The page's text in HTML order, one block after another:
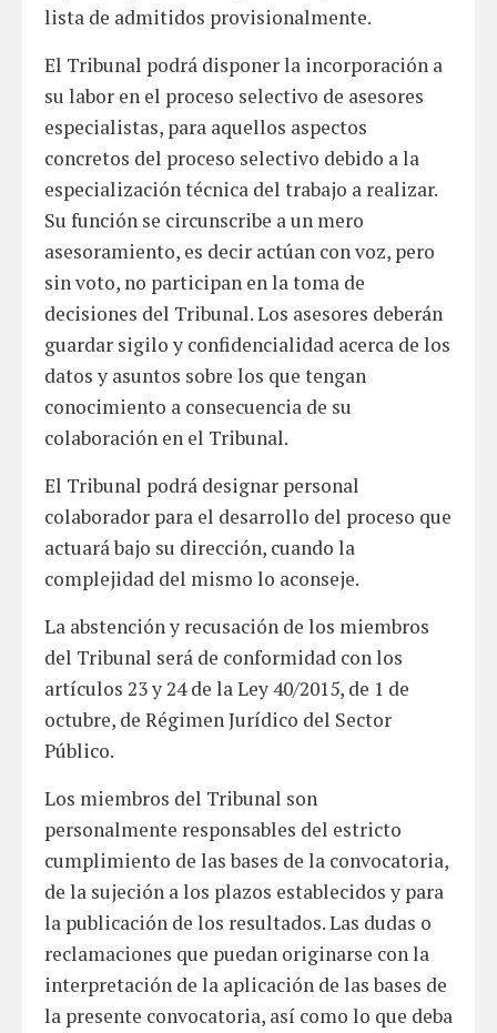
lista de admitidos provisionalmente.
El Tribunal podrá disponer la incorporación a
su labor en el proceso selectivo de asesores
especialistas, para aquellos aspectos
concretos del proceso selectivo debido a la
especialización técnica del trabajo a realizar.
Su función se circunscribe a un mero
asesoramiento, es decir actúan con voz, pero
sin voto, no participan en la toma de
decisiones del Tribunal. Los asesores deberán
guardar sigilo y confidencialidad acerca de los
datos y asuntos sobre los que tengan
conocimiento a consecuencia de su
colaboración en el Tribunal.
El Tribunal podrá designar personal
colaborador para el desarrollo del proceso que
actuará bajo su dirección, cuando la
complejidad del mismo lo aconseje.
La abstención y recusación de los miembros
del Tribunal será de conformidad con los
artículos 23 y 24 de la Ley 40/2015, de 1 de
octubre, de Régimen Jurídico del Sector
Público.
Los miembros del Tribunal son
personalmente responsables del estricto
cumplimiento de las bases de la convocatoria,
de la sujeción a los plazos establecidos y para
la publicación de los resultados. Las dudas o
reclamaciones que puedan originarse con la
interpretación de la aplicación de las bases de
la presente convocatoria, así como lo que deba